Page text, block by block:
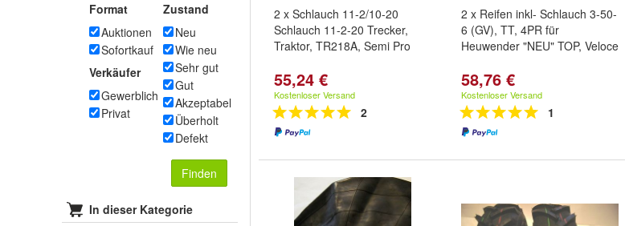
Format
Auktionen
Sofortkauf
Verkäufer
Gewerblich
Privat
Zustand
Neu
Wie neu
Sehr gut
Gut
Akzeptabel
Überholt
Defekt
Finden
In dieser Kategorie
2 x Schlauch 11-2/10-20
Schlauch 11-2-20 Trecker,
Traktor, TR218A, Semi Pro
55,24 €
Kostenloser Versand
2
2 x Reifen inkl- Schlauch 3-50-
6 (GV), TT, 4PR für
Heuwender "NEU" TOP, Veloce
58,76 €
Kostenloser Versand
1